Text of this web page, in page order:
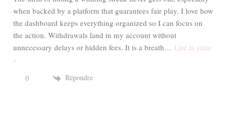
when backed by a platform that guarantees fair play. I love how
the dashboard keeps everything organized so I can focus on
the action. Withdrawals land in my account without
unnecessary delays or hidden fees. It is a breath… Lire la suite
»
0 Répondre